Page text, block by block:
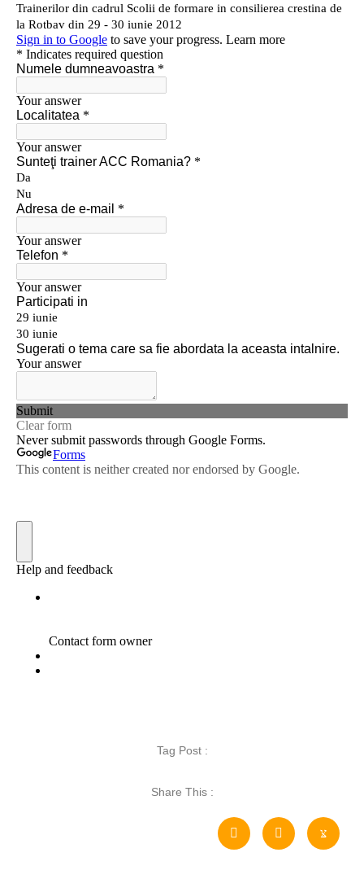
Tag Post :
Share This :